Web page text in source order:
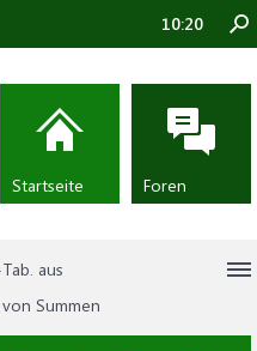
aus
Summen
10:20
Startseite Foren